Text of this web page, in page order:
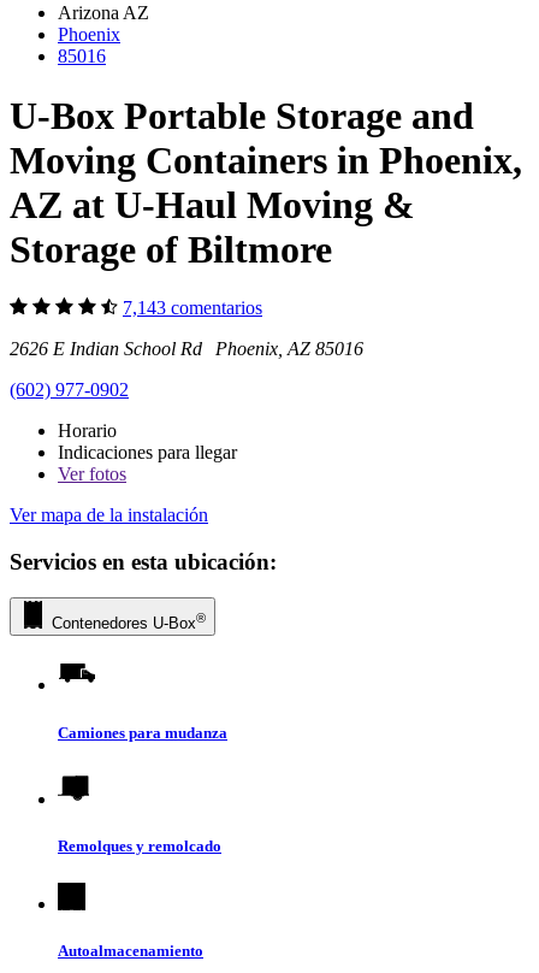
Arizona AZ
Phoenix
85016
U-Box Portable Storage and
Moving Containers in Phoenix,
AZ at U-Haul Moving &
Storage of Biltmore
7,143 comentarios
2626 E Indian School Rd Phoenix, AZ 85016
(602) 977-0902
Horario
Indicaciones para llegar
Verfotos
Ver mapa de la instalación
Servicios en esta ubicación:
Contenedores U-Box®
Camiones para mudanza
Remolques y remolcado
Autoalmacenamiento